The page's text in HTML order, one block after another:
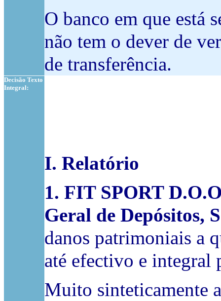
O banco em que está
não tem o dever de
de transferência.
Decisão Texto
Integral:
I. Relatório
1. FIT SPORT
Geral de Depósitos,
danos patrimoniais a
até efectivo e integral
Muito sinteticamente